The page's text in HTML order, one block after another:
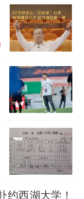
约西湖大学！